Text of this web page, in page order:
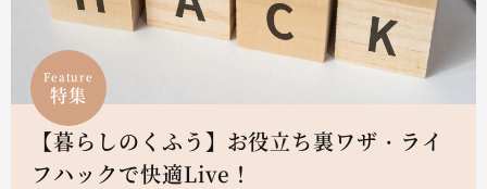
Feature
特集
【暮らしのくふう】お役立ち裏ワザ・ライ
フハックで快適Live！